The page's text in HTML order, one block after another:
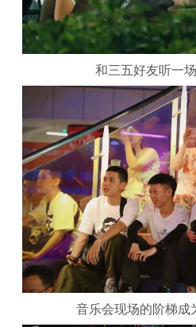
和三五好友听一
音乐会现场的阶梯成